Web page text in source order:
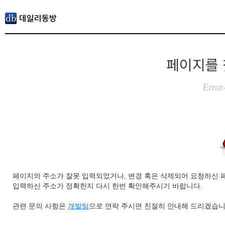
페이지를
페이지의 주소가 잘못 입력되었거나, 변경 혹은 삭제되어 요청하신
입력하신 주소가 정확한지 다시 한번 확인해주시기 바랍니다.
관련 문의 사항은 개발팀 으로 연락 주시면 친절히 안내해 드리겠습